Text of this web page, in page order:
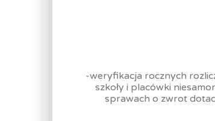
-weryfikacja rocznych
szkoły i placówki
sprawach o zwrot